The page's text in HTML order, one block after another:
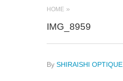
HOME
IMG_8959
By SHIRAISHI OPTIQUE